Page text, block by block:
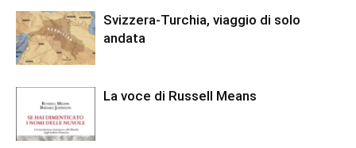
Svizzera-Turchia, viaggio di solo
andata
La voce di Russell Means